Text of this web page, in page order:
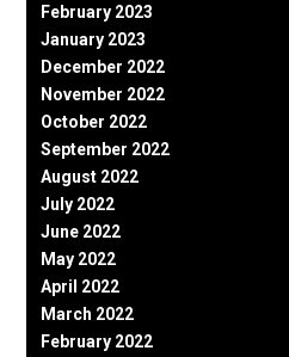
February 2023
January 2023
December 2022
November 2022
October 2022
September 2022
August 2022
July 2022
June 2022
May 2022
April 2022
March 2022
February 2022